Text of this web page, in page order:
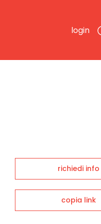
login
richiedi info
copia link